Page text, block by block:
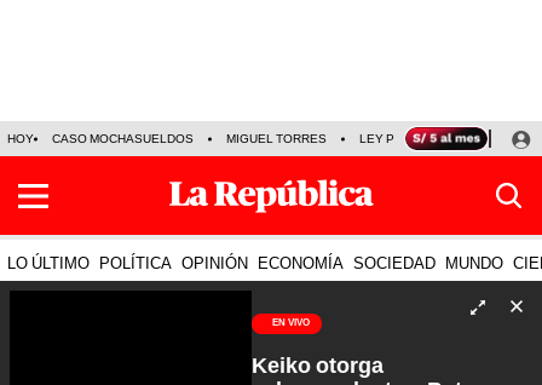
HOY CASO MOCHASUELDOS MIGUEL TORRES LEY PULPÍN PRECIO DEL
LO ÚLTIMO POLÍTICA OPINIÓN ECONOMÍA SOCIEDAD MUNDO
EN VIVO
Keiko otorga